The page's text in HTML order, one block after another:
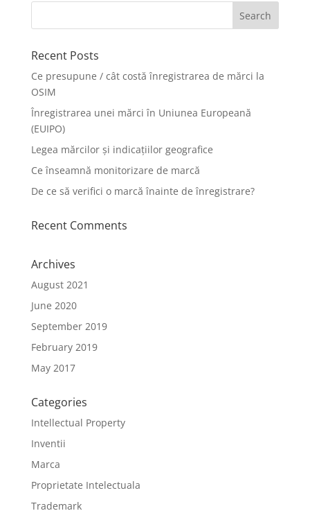
Recent Posts
Ce presupune / cât costă înregistrarea de mărci la
OSIM
Înregistrarea unei mărci în Uniunea Europeană
(EUIPO)
Legea mărcilor și indicațiilor geografice
Ce înseamnă monitorizare de marcă
De ce să verifici o marcă înainte de înregistrare?
Recent Comments
Archives
August 2021
June 2020
September 2019
February 2019
May 2017
Categories
Intellectual Property
Inventii
Marca
Proprietate Intelectuala
Trademark